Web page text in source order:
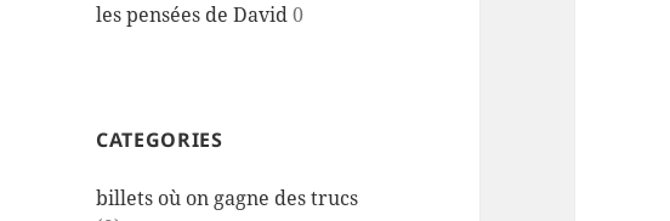
les pensées de David0
CATEGORIES
billets où on gagne des trucs